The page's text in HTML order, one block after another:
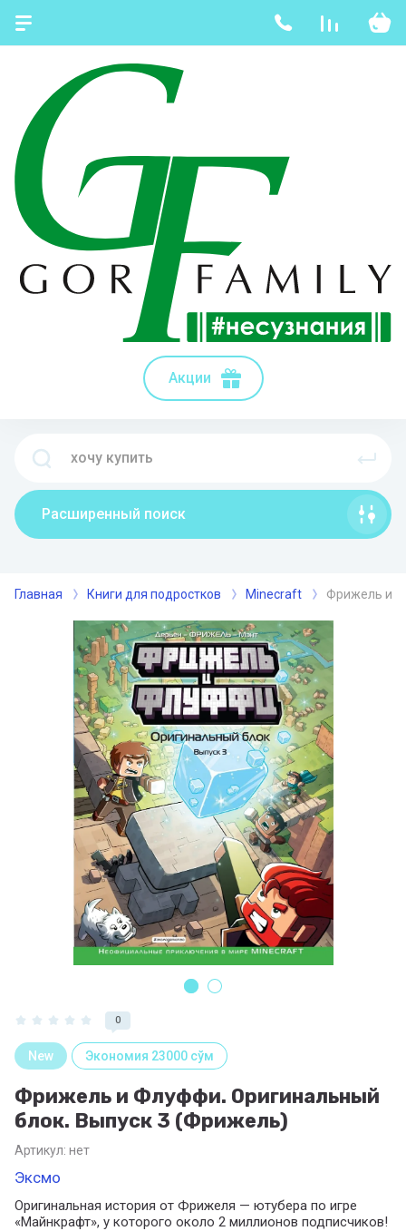
Акции
Расширенный поиск
Главная Книги для подростков Minecraft Фрижель и
0
New Экономия 23000 сўм
Фрижель и Флуффи. Оригинальный
блок. Выпуск 3 (Фрижель)
Артикул: нет
Эксмо
Оригинальная история от Фрижеля — ютубера по игре
«Майнкрафт», у которого около 2 миллионов подписчиков!